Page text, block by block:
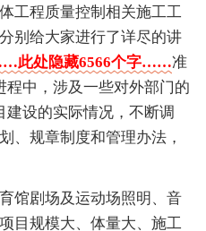
工程质量控制相关施工工
别给大家进行了详尽的讲
此处隐藏6566个字……准
程中，涉及一些对外部门的
设的实际情况，不断调
、规章制度和管理办法，
馆剧场及运动场照明、音
目规模大、体量大、施工